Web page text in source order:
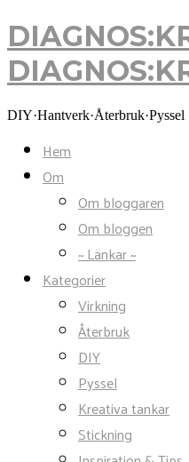
DIY·Hantverk·Återbruk·Pyssel
Hem
Om
Om bloggaren
Om bloggen
~ Länkar ~
Kategorier
Virkning
Återbruk
DIY
Pyssel
Kreativa tankar
Stickning